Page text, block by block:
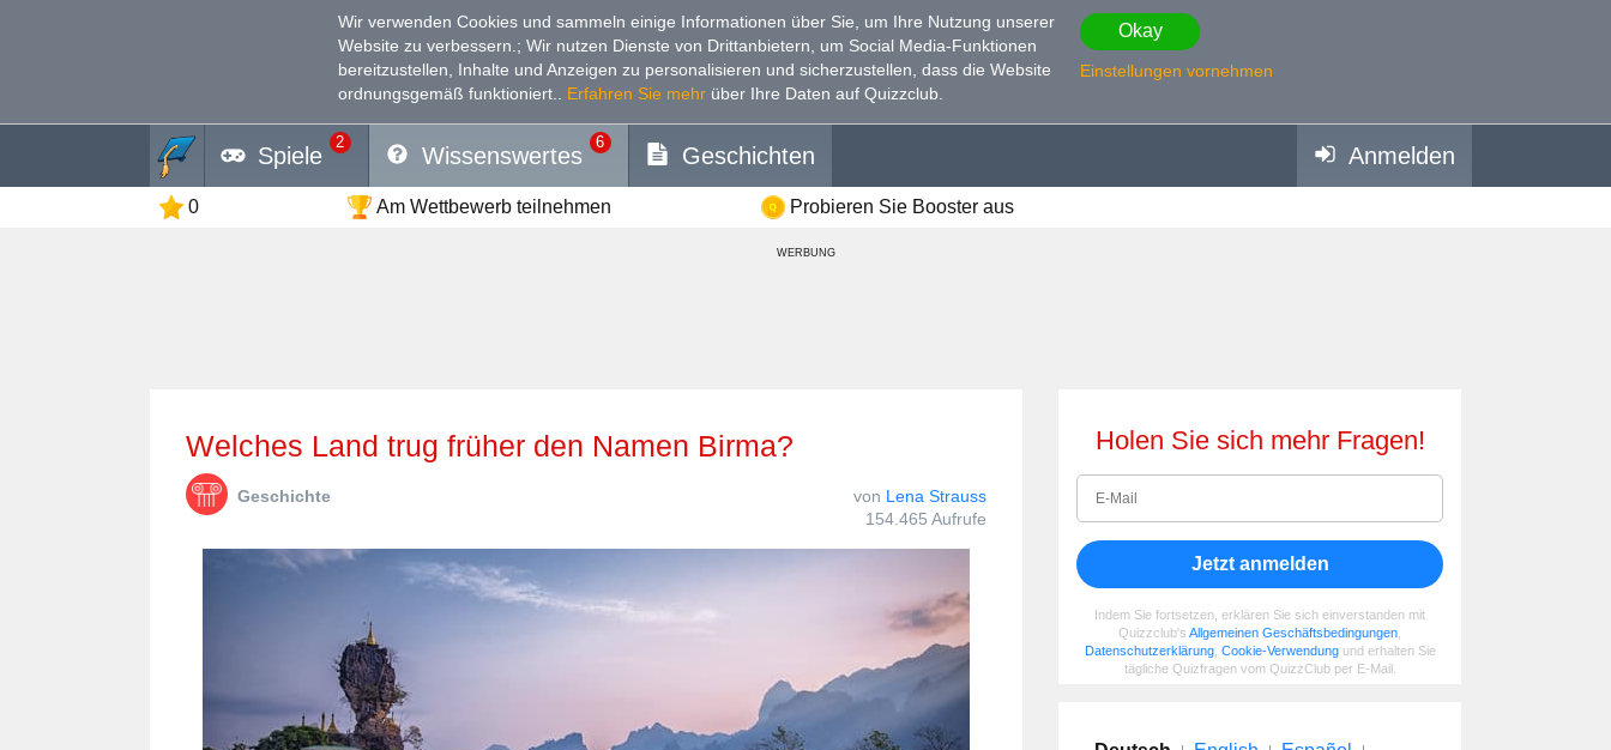
Wir verwenden Cookies und sammeln einige Informationen über Sie, um Ihre Nutzung unserer
Website zu verbessern. ; Wir nutzen Dienste von Drittanbietern, um Social Media-Funktionen
bereitzustellen, Inhalte und Anzeigen zu personalisieren und sicherzustellen, dass die Website
ordnungsgemäß funktioniert.
Erfahren Sie mehr über Ihre Daten auf Quizzclub.
Okay
Einstellungen vornehmen
Spiele
2
Wissenswertes
6
Geschichten Anmelden
0 Am Wettbewerb teilnehmen Probieren Sie Booster aus
WERBUNG
Welches Land trug früher den Namen Birma?
Geschichte von Lena Strauss
154.465 Aufrufe
Holen Sie sich mehr Fragen!
Jetzt anmelden
Indem Sie fortsetzen, erklären Sie sich einverstanden mit
Quizzclub's Allgemeinen Geschäftsbedingungen
Datenschutzerklärung, Cookie-Verwendungund erhalten Sie
tägliche Quizfragen vom QuizzClub per E-Mail.